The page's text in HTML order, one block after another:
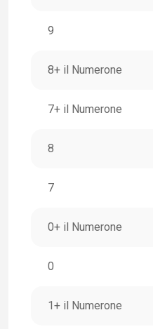
9
8+ il Numerone
7+ il Numerone
8
7
0+ il Numerone
0
1+ il Numerone